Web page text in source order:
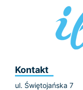
Kontakt
ul. Świętojańska 7